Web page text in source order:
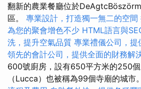
翻新的農業餐廳位於
區。 專業設計，打造獨一無二的空間
為您的聚會增色不少 HTML語言與
洗，提升空氣品質 專業禮儀公司，提
領先的會計公司，提供全面的財務解
600號廚房，設有650平方米的250
（Lucca）也被稱為99個寺廟的城市。